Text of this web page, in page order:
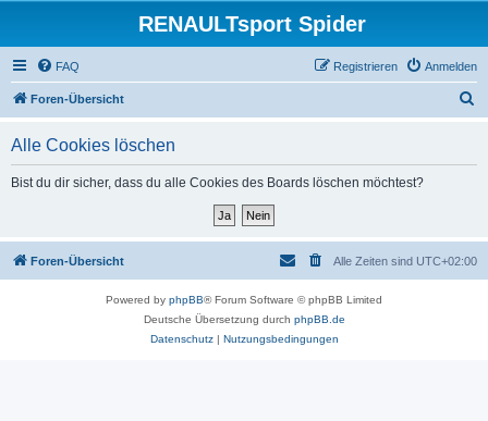
RENAULTsport Spider
FAQ Anmelden
Registrieren
Foren-Übersicht
Alle Cookies löschen
Bist du dir sicher, dass du alle Cookies des Boards löschen möchtest?
Foren-Übersicht Alle Zeiten sind UTC+02:00
Powered by phpBB® Forum Software © phpBB Limited
Deutsche Übersetzung durch phpBB.de
Datenschutz| Nutzungsbedingungen